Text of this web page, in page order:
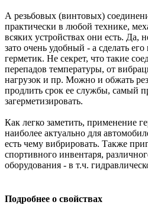
А резьбовых (винтовых)
практически в любой технике,
всяких устройствах они есть. Да,
зато очень удобный - а сделать
герметик. Не секрет, что такие
перепадов температуры, от
нагрузок и пр. Можно и обжать
продлить срок ее службы, самый
загерметизировать.
Как легко заметить, применение
наиболее актуально для
есть чему вибрировать. Также
спортивного инвентаря,
оборудования - в т.ч.
Подробнее о свойствах